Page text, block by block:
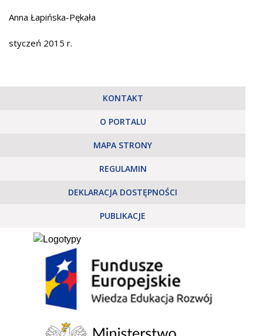
Anna Łapińska-Pękała
styczeń 2015 r.
KONTAKT
O PORTALU
MAPA STRONY
REGULAMIN
DEKLARACJA DOSTĘPNOŚCI
PUBLIKACJE